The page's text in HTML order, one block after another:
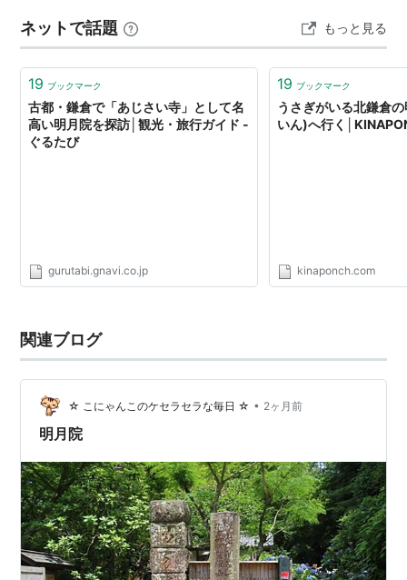
明月院ブルーと呼ばれ、奥ゆかしさを感じさせます。 他
の紫陽花(アナベルなど)もちょうど見頃で綺麗です。 花
想い地蔵「人は誰し…
ネットで話題 もっと見る
19 ブックマーク
古都・鎌倉で「あじさい寺」として名
高い明月院を探訪│観光・旅行ガイド -
ぐるたび
gurutabi.gnavi.co.jp
19 ブックマーク
うさぎがいる北鎌倉
いん)へ行く
kinaponch.com
関連ブログ
☆ こにゃんこのケセラセラな毎日 ☆ • 2ヶ月前
明月院